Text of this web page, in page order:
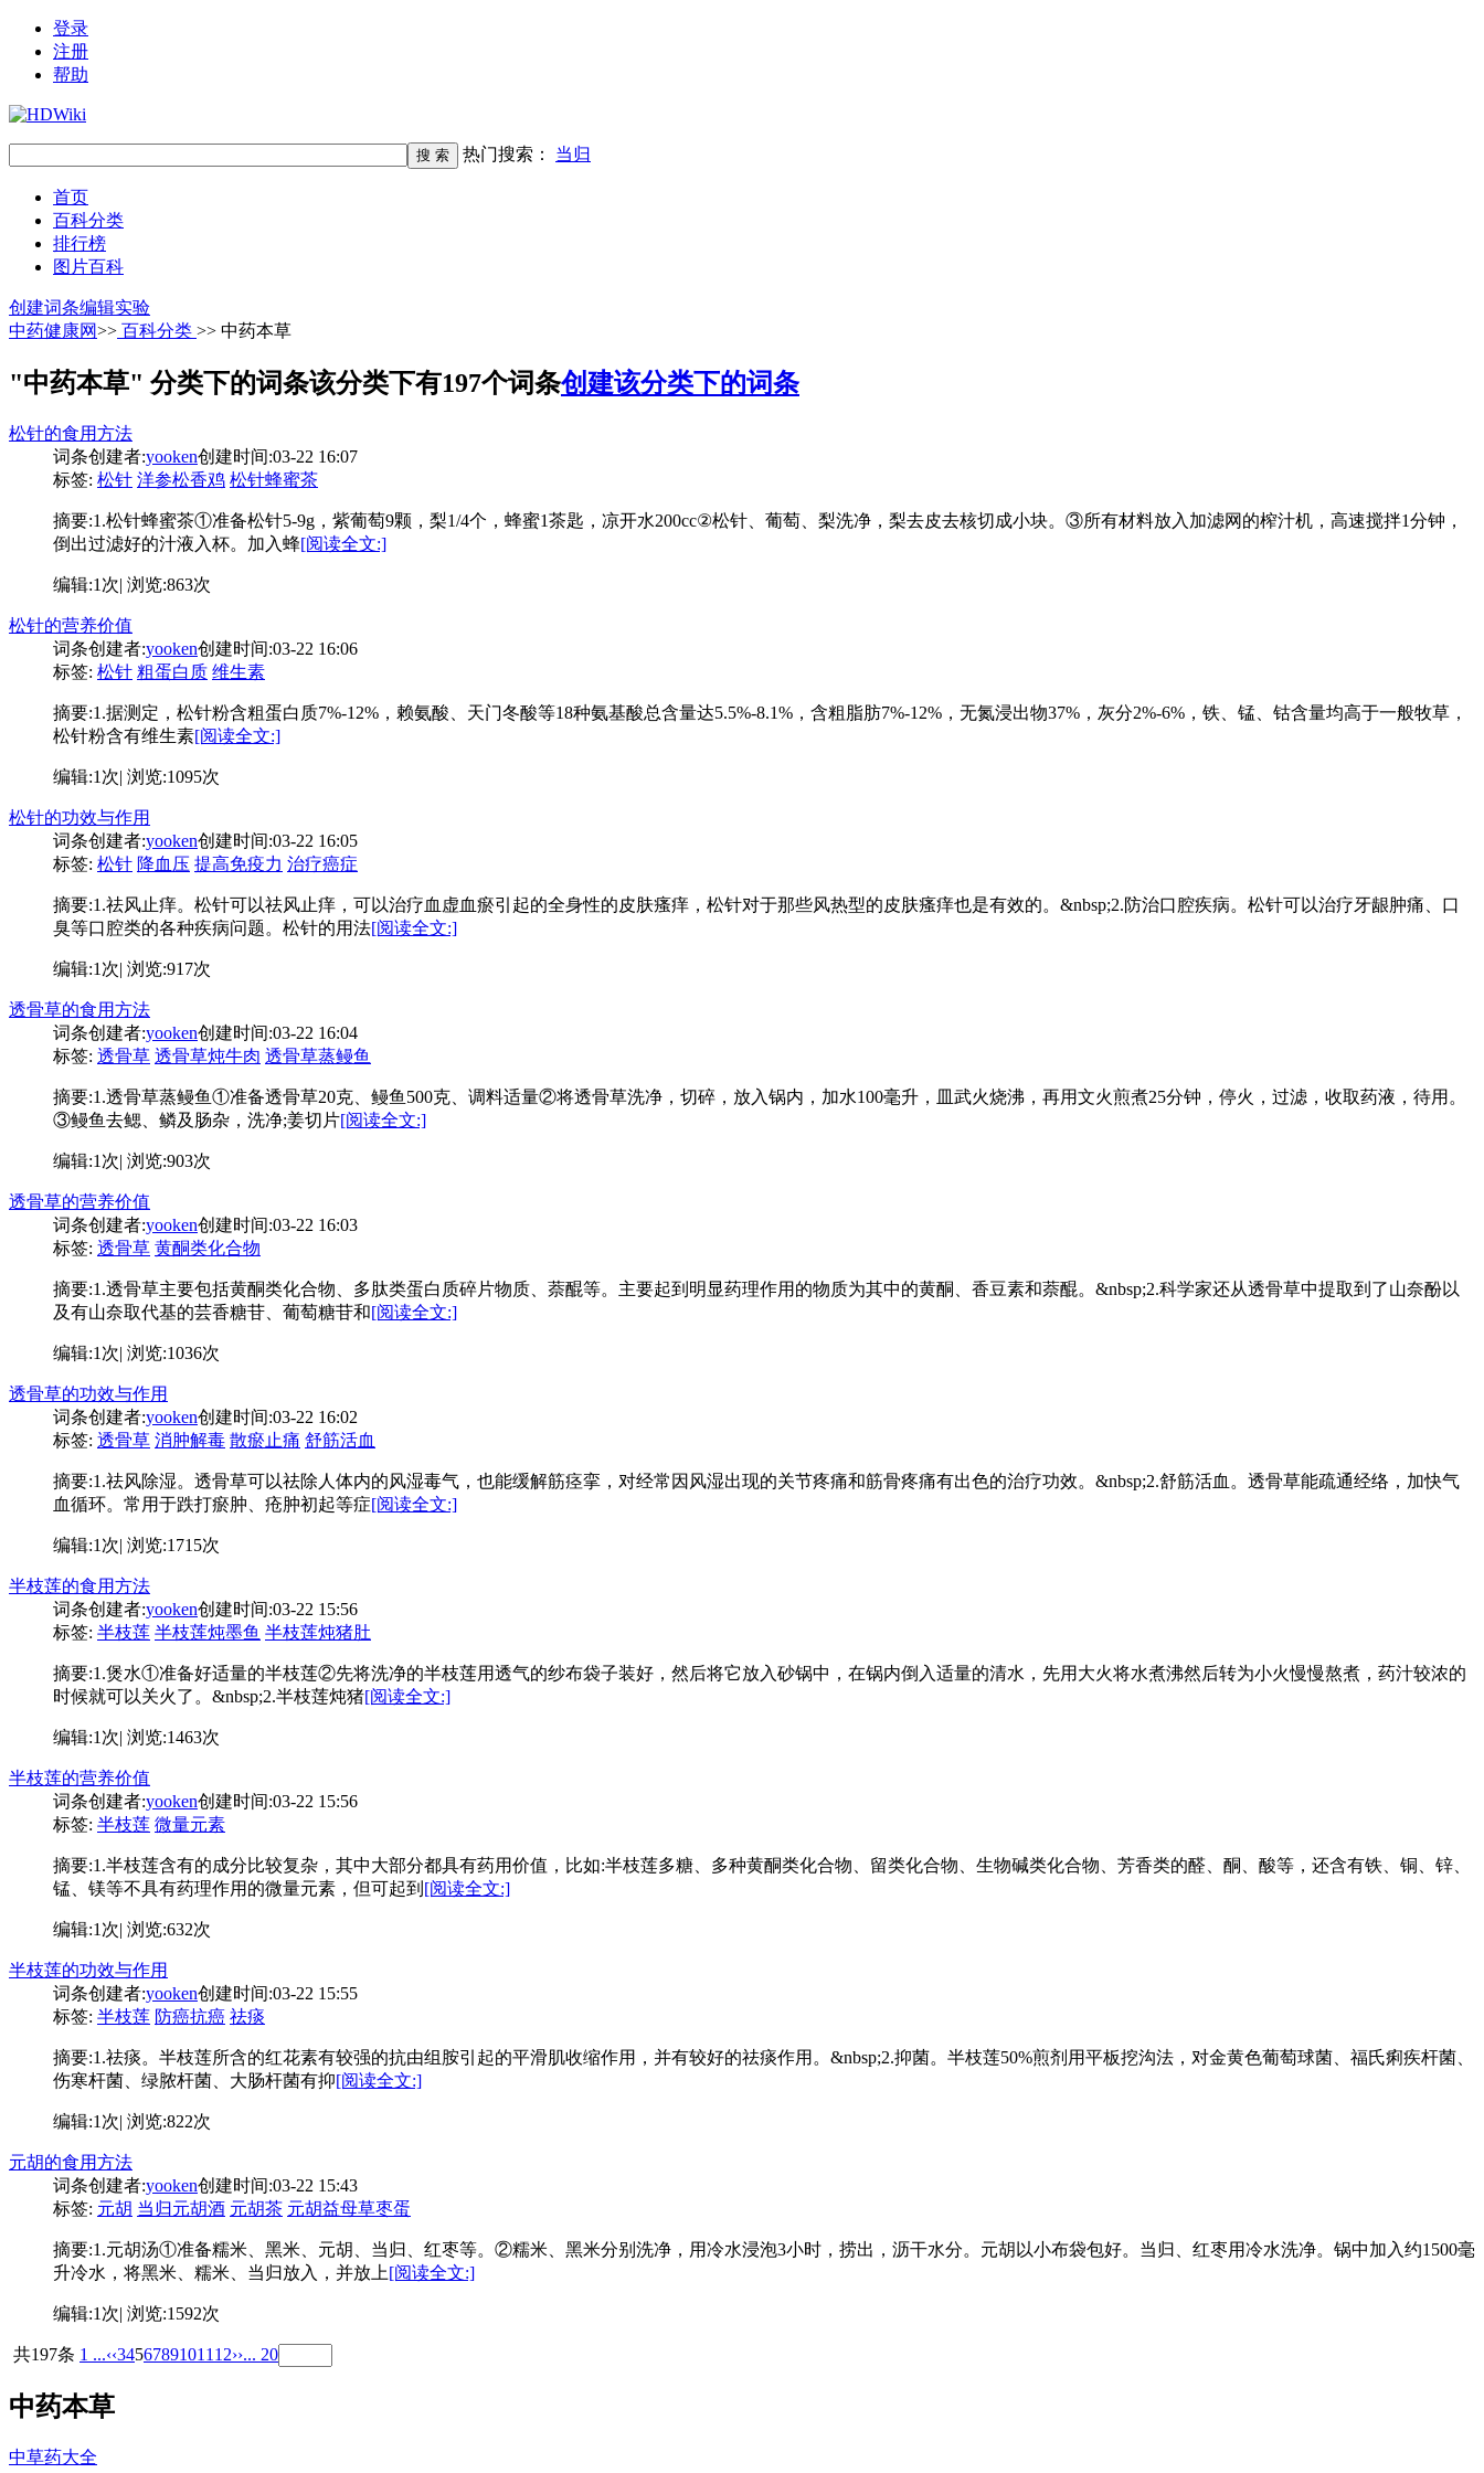
登录
注册
帮助
热门搜索： 当归
首页
百科分类
排行榜
图片百科
创建词条编辑实验
中药健康网>> 百科分类 >> 中药本草
"中药本草" 分类下的词条该分类下有197个词条创建该分类下的词条
松针的食用方法
词条创建者:yooken创建时间:03-22 16:07
标签: 松针 洋参松香鸡 松针蜂蜜茶
摘要:1.松针蜂蜜茶①准备松针5-9g，紫葡萄9颗，梨1/4个，蜂蜜1茶匙，凉开水200cc②松针、葡萄、梨洗净，梨去皮去核切成小块。③所有材料放入加滤网的榨汁机，高速搅拌1分钟，
倒出过滤好的汁液入杯。加入蜂[阅读全文:]
编辑:1次| 浏览:863次
松针的营养价值
词条创建者:yooken创建时间:03-22 16:06
标签: 松针 粗蛋白质 维生素
摘要:1.据测定，松针粉含粗蛋白质7%-12%，赖氨酸、天门冬酸等18种氨基酸总含量达5.5%-8.1%，含粗脂肪7%-12%，无氮浸出物37%，灰分2%-6%，铁、锰、钴含量均高于一般牧草，
松针粉含有维生素[阅读全文:]
编辑:1次| 浏览:1095次
松针的功效与作用
词条创建者:yooken创建时间:03-22 16:05
标签: 松针 降血压 提高免疫力 治疗癌症
摘要:1.祛风止痒。松针可以祛风止痒，可以治疗血虚血瘀引起的全身性的皮肤瘙痒，松针对于那些风热型的皮肤瘙痒也是有效的。&nbsp;2.防治口腔疾病。松针可以治疗牙龈肿痛、口
臭等口腔类的各种疾病问题。松针的用法[阅读全文:]
编辑:1次| 浏览:917次
透骨草的食用方法
词条创建者:yooken创建时间:03-22 16:04
标签: 透骨草 透骨草炖牛肉 透骨草蒸鳗鱼
摘要:1.透骨草蒸鳗鱼①准备透骨草20克、鳗鱼500克、调料适量②将透骨草洗净，切碎，放入锅内，加水100毫升，皿武火烧沸，再用文火煎煮25分钟，停火，过滤，收取药液，待用。
③鳗鱼去鳃、鳞及肠杂，洗净;姜切片[阅读全文:]
编辑:1次| 浏览:903次
透骨草的营养价值
词条创建者:yooken创建时间:03-22 16:03
标签: 透骨草 黄酮类化合物
摘要:1.透骨草主要包括黄酮类化合物、多肽类蛋白质碎片物质、萘醌等。主要起到明显药理作用的物质为其中的黄酮、香豆素和萘醌。&nbsp;2.科学家还从透骨草中提取到了山奈酚以
及有山奈取代基的芸香糖苷、葡萄糖苷和[阅读全文:]
编辑:1次| 浏览:1036次
透骨草的功效与作用
词条创建者:yooken创建时间:03-22 16:02
标签: 透骨草 消肿解毒 散瘀止痛 舒筋活血
摘要:1.祛风除湿。透骨草可以祛除人体内的风湿毒气，也能缓解筋痉挛，对经常因风湿出现的关节疼痛和筋骨疼痛有出色的治疗功效。&nbsp;2.舒筋活血。透骨草能疏通经络，加快气
血循环。常用于跌打瘀肿、疮肿初起等症[阅读全文:]
编辑:1次| 浏览:1715次
半枝莲的食用方法
词条创建者:yooken创建时间:03-22 15:56
标签: 半枝莲 半枝莲炖墨鱼 半枝莲炖猪肚
摘要:1.煲水①准备好适量的半枝莲②先将洗净的半枝莲用透气的纱布袋子装好，然后将它放入砂锅中，在锅内倒入适量的清水，先用大火将水煮沸然后转为小火慢慢熬煮，药汁较浓的
时候就可以关火了。&nbsp;2.半枝莲炖猪[阅读全文:]
编辑:1次| 浏览:1463次
半枝莲的营养价值
词条创建者:yooken创建时间:03-22 15:56
标签: 半枝莲 微量元素
摘要:1.半枝莲含有的成分比较复杂，其中大部分都具有药用价值，比如:半枝莲多糖、多种黄酮类化合物、留类化合物、生物碱类化合物、芳香类的醛、酮、酸等，还含有铁、铜、锌、
锰、镁等不具有药理作用的微量元素，但可起到 [阅读全文:]
编辑:1次| 浏览:632次
半枝莲的功效与作用
词条创建者:yooken创建时间:03-22 15:55
标签: 半枝莲 防癌抗癌 祛痰
摘要:1.祛痰。半枝莲所含的红花素有较强的抗由组胺引起的平滑肌收缩作用，并有较好的祛痰作用。&nbsp;2.抑菌。半枝莲50%煎剂用平板挖沟法，对金黄色葡萄球菌、福氏痢疾杆菌、
伤寒杆菌、绿脓杆菌、大肠杆菌有抑[阅读全文:]
编辑:1次| 浏览:822次
元胡的食用方法
词条创建者:yooken创建时间:03-22 15:43
标签: 元胡 当归元胡酒 元胡茶 元胡益母草枣蛋
摘要:1.元胡汤①准备糯米、黑米、元胡、当归、红枣等。②糯米、黑米分别洗净，用冷水浸泡3小时，捞出，沥干水分。元胡以小布袋包好。当归、红枣用冷水洗净。锅中加入约1500毫
升冷水，将黑米、糯米、当归放入，并放上[阅读全文:]
编辑:1次| 浏览:1592次
共197条 1 ...‹‹34567891011 12››... 20
中药本草
中草药大全